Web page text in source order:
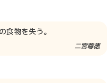
食物を失う。
二宮尊徳